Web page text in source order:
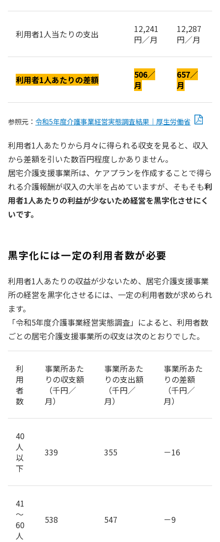
利用者1人当たりの支出
12,241
円／月
12,287
円／月
利用者1人あたりの差額
506／
月
657／
月
参照元： 令和5年度介護事業経営実態調査結果｜厚生労働省
利用者1人あたりから月々に得られる収支を見ると、収入
から差額を引いた数百円程度しかありません。
居宅介護支援事業所は、ケアプランを作成することで得ら
れる介護報酬が収入の大半を占めていますが、そもそも利
用者1人あたりの利益が少ないため経営を黒字化させにく
いです。
黒字化には一定の利用者数が必要
利用者1人あたりの収益が少ないため、居宅介護支援事業
所の経営を黒字化させるには、一定の利用者数が求められ
ます。
「令和5年度介護事業経営実態調査」によると、利用者数
ごとの居宅介護支援事業所の収支は次のとおりでした。
利
用
者
数
事業所あた
りの収支額
（千円／
月）
事業所あた
りの支出額
（千円／
月）
事業所あた
りの差額
（千円／
月）
40
人
以
下
339 355 －16
41
～
60
人
538 547 －9